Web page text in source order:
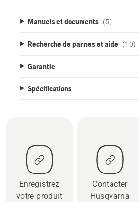
Manuels et documents (5)
Recherche de pannes et aide (10)
Garantie
Spécifications
Enregistrez
votre produit
Contacter
Husqvarna